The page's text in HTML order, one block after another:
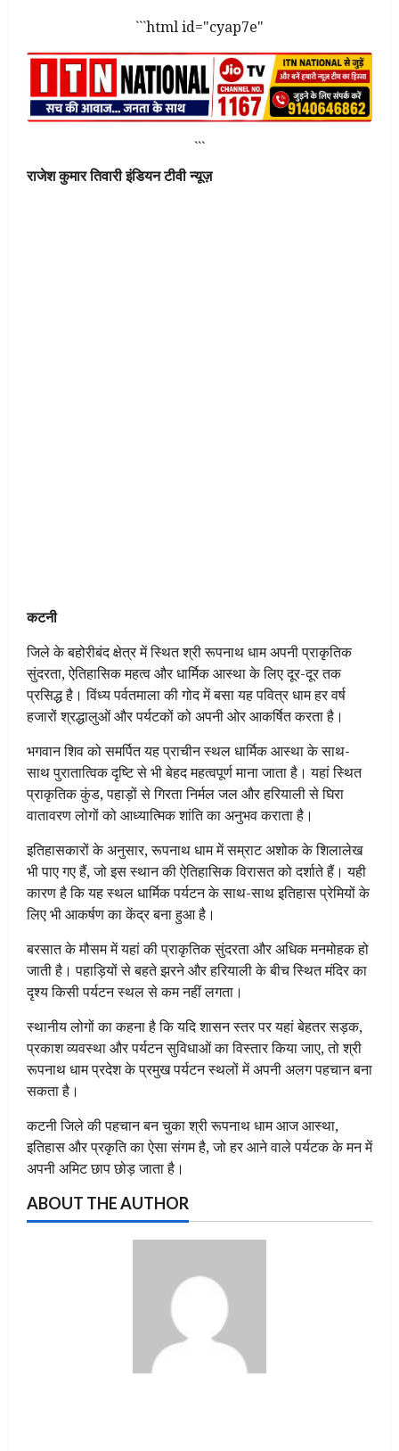
```html id="cyap7e"
```
राजेश कुमार तिवारी इंडियन टीवी न्यूज़
कटनी
जिले के बहोरीबंद क्षेत्र में स्थित श्री रूपनाथ धाम अपनी प्राकृतिक
सुंदरता, ऐतिहासिक महत्व और धार्मिक आस्था के लिए दूर-दूर तक
प्रसिद्ध है। विंध्य पर्वतमाला की गोद में बसा यह पवित्र धाम हर वर्ष
हजारों श्रद्धालुओं और पर्यटकों को अपनी ओर आकर्षित करता है।
भगवान शिव को समर्पित यह प्राचीन स्थल धार्मिक आस्था के साथ-
साथ पुरातात्विक दृष्टि से भी बेहद महत्वपूर्ण माना जाता है। यहां स्थित
प्राकृतिक कुंड, पहाड़ों से गिरता निर्मल जल और हरियाली से घिरा
वातावरण लोगों को आध्यात्मिक शांति का अनुभव कराता है।
इतिहासकारों के अनुसार, रूपनाथ धाम में सम्राट अशोक के शिलालेख
भी पाए गए हैं, जो इस स्थान की ऐतिहासिक विरासत को दर्शाते हैं। यही
कारण है कि यह स्थल धार्मिक पर्यटन के साथ-साथ इतिहास प्रेमियों के
लिए भी आकर्षण का केंद्र बना हुआ है।
बरसात के मौसम में यहां की प्राकृतिक सुंदरता और अधिक मनमोहक हो
जाती है। पहाड़ियों से बहते झरने और हरियाली के बीच स्थित मंदिर का
दृश्य किसी पर्यटन स्थल से कम नहीं लगता।
स्थानीय लोगों का कहना है कि यदि शासन स्तर पर यहां बेहतर सड़क,
प्रकाश व्यवस्था और पर्यटन सुविधाओं का विस्तार किया जाए, तो श्री
रूपनाथ धाम प्रदेश के प्रमुख पर्यटन स्थलों में अपनी अलग पहचान बना
सकता है।
कटनी जिले की पहचान बन चुका श्री रूपनाथ धाम आज आस्था,
इतिहास और प्रकृति का ऐसा संगम है, जो हर आने वाले पर्यटक के मन में
अपनी अमिट छाप छोड़ जाता है।
ABOUT THE AUTHOR